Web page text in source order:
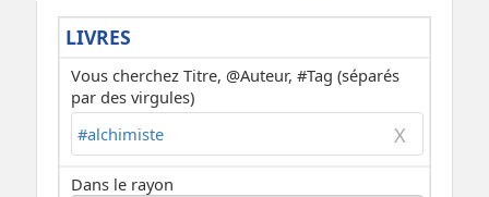
LIVRES
Vous cherchez Titre, @Auteur, #Tag (séparés
par des virgules)
Dans le rayon